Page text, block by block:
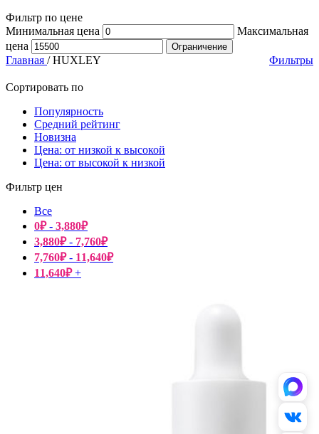
Фильтр по цене
Минимальная цена
Максимальная
цена
Ограничение
Главная / HUXLEY Фильтры
Сортировать по
Популярность
Средний рейтинг
Новизна
Цена: от низкой к высокой
Цена: от высокой к низкой
Фильтр цен
Все
0₽- 3,880₽
3,880₽- 7,760₽
7,760₽- 11,640₽
11,640₽+